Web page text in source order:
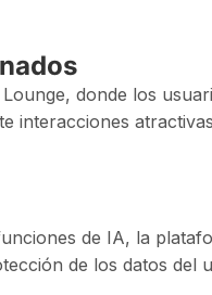
donde los
interacciones
de IA, la
de los datos del